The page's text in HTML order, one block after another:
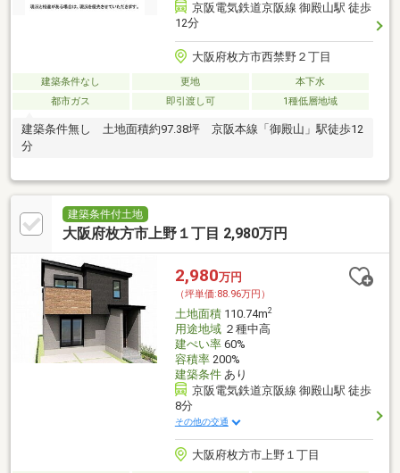
京阪電気鉄道京阪線 御殿山駅 徒歩
12分
大阪府枚方市西禁野２丁目
建築条件なし 更地
本下水
都市ガス
即引渡し可 1種低層地域
建築条件無し 土地面積約97.38坪 京阪本線「御殿山」駅徒歩12
分
建築条件付土地
大阪府枚方市上野１丁目 2,980万円
2,980万円
（坪単価:88.96万円）
土地面積110.74m2
用途地域２種中高
建ぺい率60%
容積率200%
建築条件あり
京阪電気鉄道京阪線 御殿山駅 徒歩
8分
その他の交通
大阪府枚方市上野１丁目